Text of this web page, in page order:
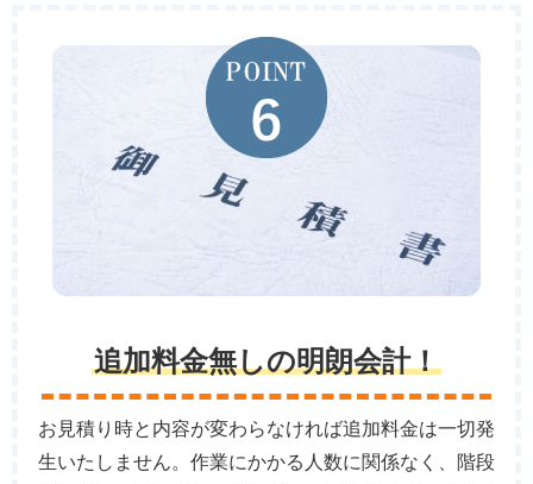
追加料金無しの明朗会計！
お見積り時と内容が変わらなければ追加料金は一切発
生いたしません。作業にかかる人数に関係なく、階段